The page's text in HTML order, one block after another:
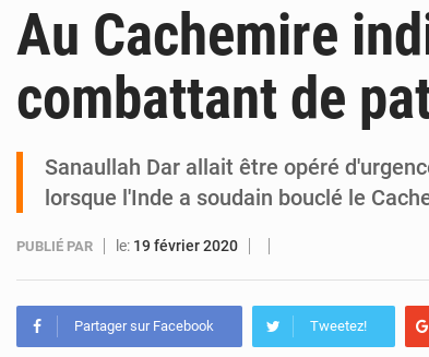
6 août 2026 Mercato : Yan
6 août 2026 Hervé Renard de
Au Cachemire
combattant de
Sanaullah Dar allait être opéré
lorsque l'Inde a soudain bouclé le
PUBLIÉ PAR le: 19 février 2020
Partager sur Facebook Tweetez!